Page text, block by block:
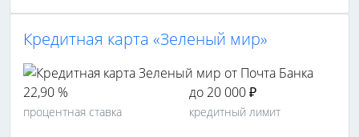
Кредитная карта «Зеленый мир»
22,90 %
процентная ставка
до 20 000 ₽
кредитный лимит